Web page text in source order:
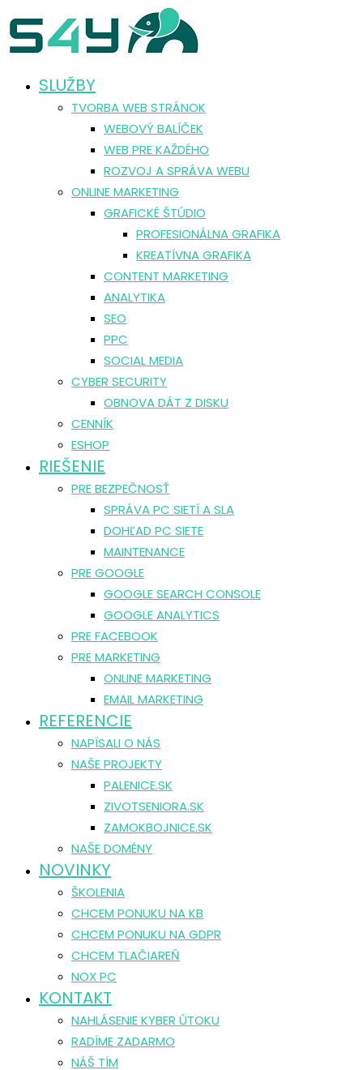
SLUŽBY
TVORBA WEB STRÁNOK
WEBOVÝ BALÍČEK
WEB PRE KAŽDÉHO
ROZVOJ A SPRÁVA WEBU
ONLINE MARKETING
GRAFICKÉ ŠTÚDIO
PROFESIONÁLNA GRAFIKA
KREATÍVNA GRAFIKA
CONTENT MARKETING
ANALYTIKA
SEO
PPC
SOCIAL MEDIA
CYBER SECURITY
OBNOVA DÁT Z DISKU
CENNÍK
ESHOP
RIEŠENIE
PRE BEZPEČNOSŤ
SPRÁVA PC SIETÍ A SLA
DOHĽAD PC SIETE
MAINTENANCE
PRE GOOGLE
GOOGLE SEARCH CONSOLE
GOOGLE ANALYTICS
PRE FACEBOOK
PRE MARKETING
ONLINE MARKETING
EMAIL MARKETING
REFERENCIE
NAPÍSALI O NÁS
NAŠE PROJEKTY
PALENICE.SK
ZIVOTSENIORA.SK
ZAMOKBOJNICE.SK
NAŠE DOMÉNY
NOVINKY
ŠKOLENIA
CHCEM PONUKU NA KB
CHCEM PONUKU NA GDPR
CHCEM TLAČIAREŇ
NOX PC
KONTAKT
NAHLÁSENIE KYBER ÚTOKU
RADÍME ZADARMO
NÁŠ TÍM